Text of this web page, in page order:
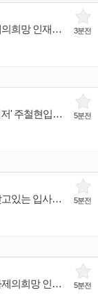
3분전
경북 구미시 에서 의류 일자리를 찾고있는 입사제의희망 인재입니다.
5분전
현장 전문가 + 시스템 혁신을 만드는 '스마트 매니저' 주철현입니다.
5분전
전남광주 전체 에서 스포츠/아웃도어 일자리를 찾고있는 입사제의희망 인재입니다.
5분전
서울 동대문구 에서 의류 일자리를 찾고있는 입사제의희망 인재입니다.